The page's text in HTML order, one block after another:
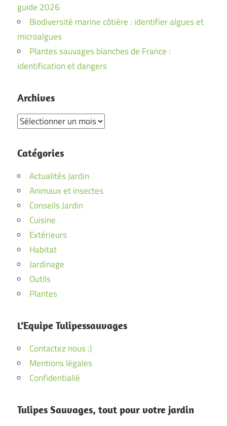
guide 2026
Biodiversité marine côtière : identifier algues et
microalgues
Plantes sauvages blanches de France :
identification et dangers
Archives
Archives
Catégories
Actualités Jardin
Animaux et insectes
Conseils Jardin
Cuisine
Extérieurs
Habitat
Jardinage
Outils
Plantes
L’Equipe Tulipessauvages
Contactez nous :)
Mentions légales
Confidentialié
Tulipes Sauvages, tout pour votre jardin